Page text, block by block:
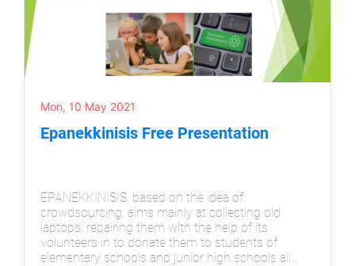
Mon, 10 May 2021
Epanekkinisis Free Presentation
EPANEKKINISIS, based on the idea of
crowdsourcing, aims mainly at collecting old
laptops, repairing them with the help of its
volunteers in to donate them to students of
elementary schools and junior high schools all